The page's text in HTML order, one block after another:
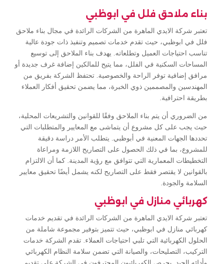
بناء ملاحق فلل في ابوظبي
تعتبر شركة الايدي الماهرة من الشركات الرائدة في مجال بناء ملاحق
فلل في ابوظبي، حيث تقدم خدمات تصميم وتنفيذ ذات جودة عالية
تناسب احتياجات العميل وتطلعاته. يهدف بناء الملاحق إلى توسيع
المساحات السكنية في الفلل، مما يتيح للمالكين إضافة غرف جديدة أو
مرافق إضافية توفر الراحة والخصوصية. تحتفظ الشركة بفريق من
المهندسين والمصممين ذوي الخبرة، مما يضمن تحقيق أفكار العملاء
بطريقة احترافية.
من الضروري أن يتم بناء الملاحق وفقًا للقوانين والتشريعات المحلية،
حيث يجب على كل مشروع أن يتماشى مع المعايير والمتطلبات التي
تحددها الجهات المعنية في أبوظبي. يتطلب الأمر دراسة دقيقة
للمشروع، بما في ذلك الحصول على التصاريح اللازمة ومراعاة
التخطيطات المعمارية التي تتوافق مع رؤية المدينة. كما أن الالتزام
بالقوانين لا يقتصر فقط على التصاريح لكنه يشمل أيضًا تحقيق معايير
السلامة والجودة.
كهربائي منازل في ابوظبي
تعتبر شركة الايدي الماهرة من الشركات الرائدة في تقديم خدمات
كهربائي منازل في ابوظبي، حيث تتميز بتوفير مجموعة شاملة من
الحلول الكهربائية التي تلبي احتياجات العملاء. تقدم الشركة خدمات
التركيب، التصليحات، والصيانة التي تضمن سلامة النظام الكهربائي